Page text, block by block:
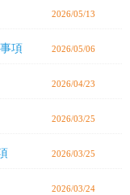
2026/05/13
項 2026/05/06
2026/04/23
2026/03/25
2026/03/25
2026/03/24